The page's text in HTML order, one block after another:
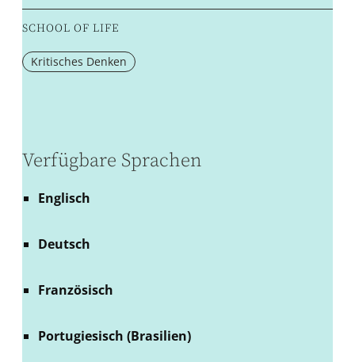
SCHOOL OF LIFE
Kritisches Denken
Verfügbare Sprachen
Englisch
Deutsch
Französisch
Portugiesisch (Brasilien)